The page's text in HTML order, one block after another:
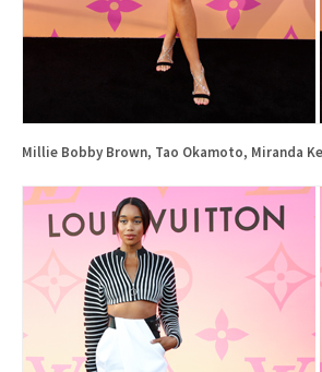
Millie Bobby Brown, Tao Okamoto, Miranda